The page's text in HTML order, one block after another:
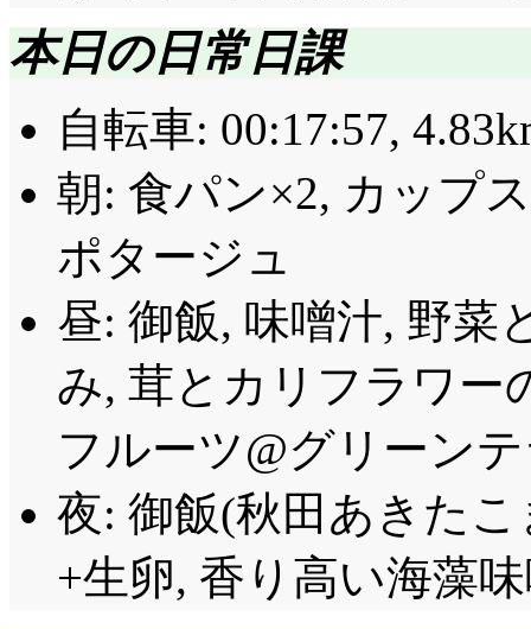
本日の日常日課
自転車: 00:17:57,
朝: 食パン×2, カップ
ポタージュ
昼: 御飯, 味噌汁, 野菜
み, 茸とカリフラワー
フルーツ@グリーン
夜: 御飯(秋田あきた
+生卵, 香り高い海藻